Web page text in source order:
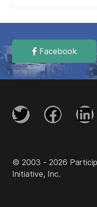
Facebook
© 2003 - 2026
Initiative, Inc.